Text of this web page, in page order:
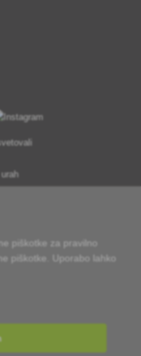
piškotke za pravilno
piškotke. Uporabo lahko